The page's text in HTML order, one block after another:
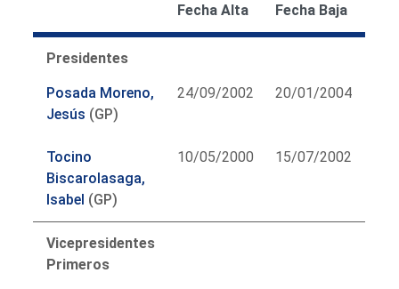
Fecha Alta Fecha Baja
Presidentes
Posada Moreno,
Jesús (GP)
24/09/2002 20/01/2004
Tocino
Biscarolasaga,
Isabel (GP)
10/05/2000 15/07/2002
Vicepresidentes
Primeros